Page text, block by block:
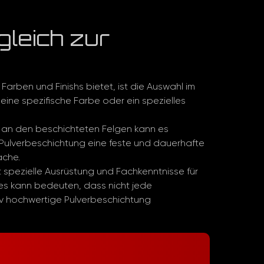
zur
und Finishs bietet, ist die Auswahl im
spezifische Farbe oder ein spezielles
den beschichteten Felgen kann es
eine feste und dauerhafte
Ausrüstung und Fachkenntnisse für
kann bedeuten, dass nicht jede
hochwertige Pulverbeschichtung